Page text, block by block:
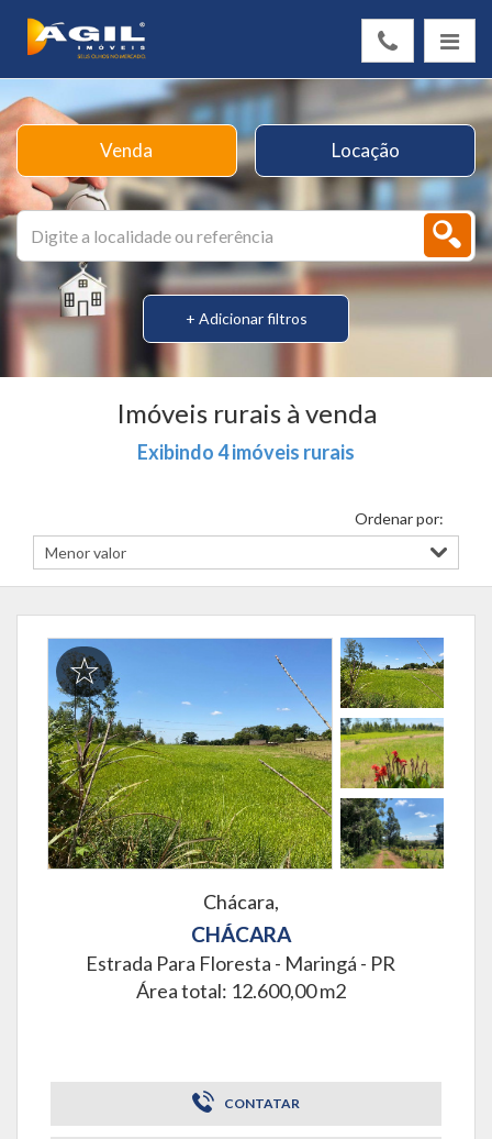
Venda Locação
+ Adicionar filtros
Imóveis rurais à venda
Exibindo 4 imóveis rurais
Ordenar por:
Chácara,
CHÁCARA
Estrada Para Floresta - Maringá - PR
Área total: 12.600,00 m2
CONTATAR